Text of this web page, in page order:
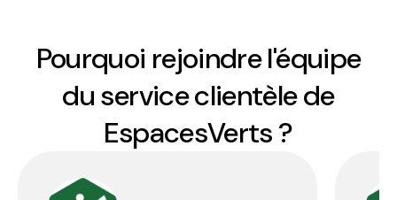
Pourquoi rejoindre l'équipe
du service clientèle de
EspacesVerts ?